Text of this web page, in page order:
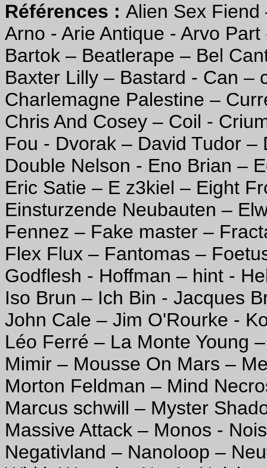
Références : Alien Sex Fiend
Arno - Arie Antique - Arvo
Bartok – Beatlerape – Bel
Baxter Lilly – Bastard - Can –
Charlemagne Palestine –
Chris And Cosey – Coil -
Fou - Dvorak – David Tudor
Double Nelson - Eno Brian –
Eric Satie – E z3kiel – Eight
Einsturzende Neubauten –
Fennez – Fake master –
Flex Flux – Fantomas –
Godflesh - Hoffman – hint -
Iso Brun – Ich Bin - Jacques
John Cale – Jim O'Rourke -
Léo Ferré – La Monte Young
Mimir – Mousse On Mars –
Morton Feldman – Mind
Marcus schwill – Myster
Massive Attack – Monos -
Negativland – Nanoloop –